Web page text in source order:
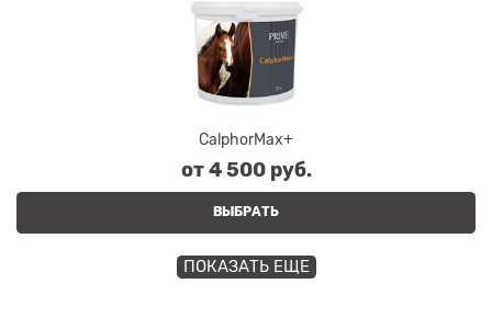
CalphorMax+
от4 500 руб.
ВЫБРАТЬ
ПОКАЗАТЬ ЕЩЕ